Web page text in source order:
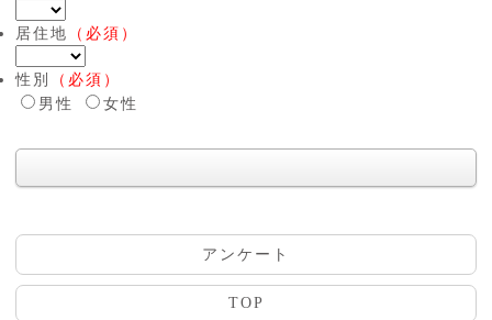
居住地 （必須）
性別
（必須）
男性
女性
アンケート
TOP